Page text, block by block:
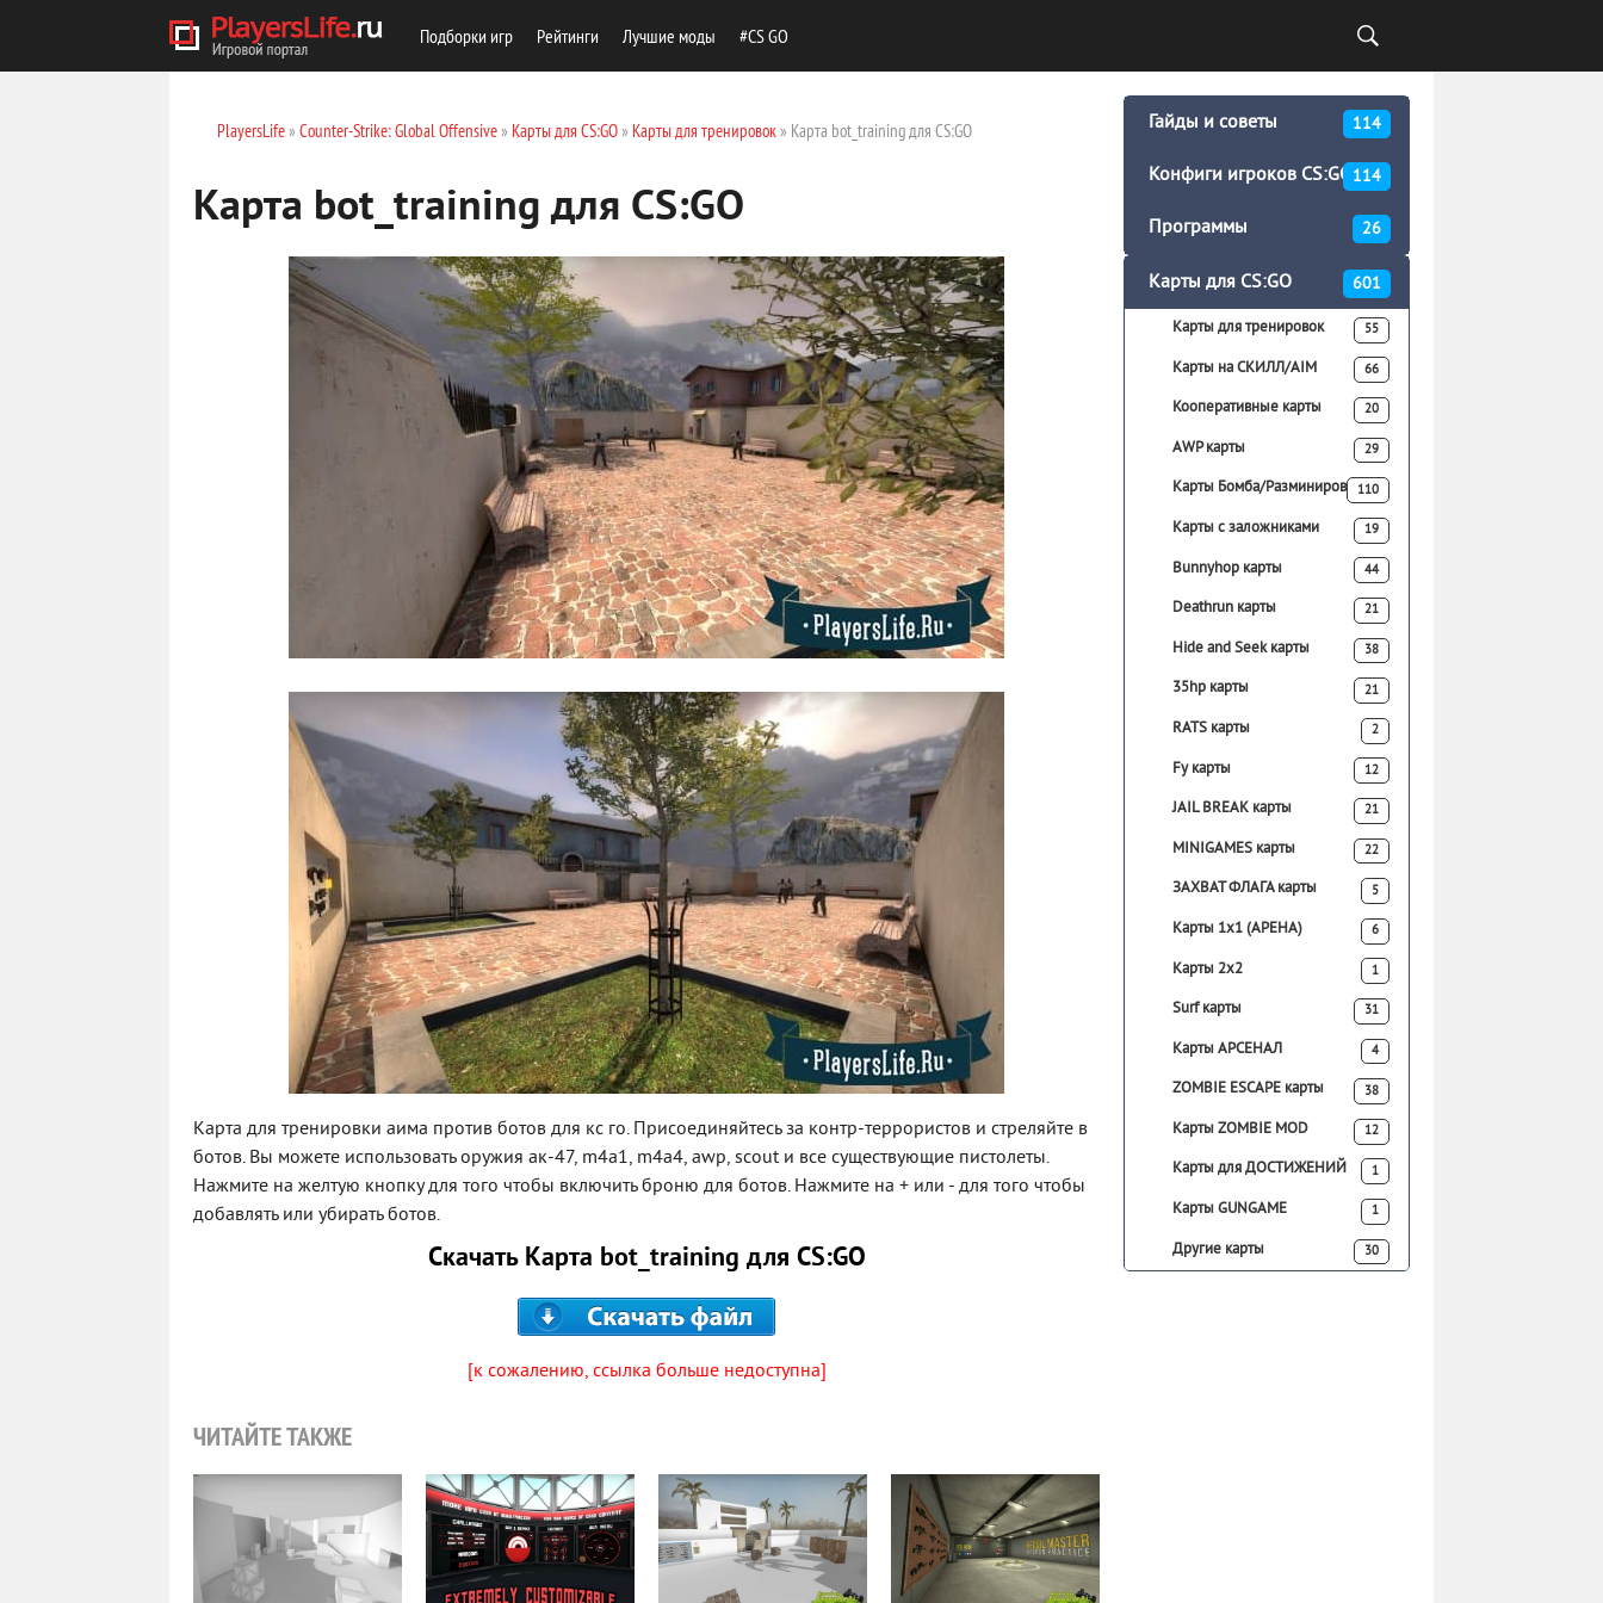
Подборки игр Рейтинги Лучшие моды #CS GO
PlayersLife» Counter-Strike: Global Offensive» Карты для CS:GO» Карты для тренировок» Карта bot_training для CS:GO
Карта bot_training для CS:GO
Карта для тренировки аима против ботов для кс го. Присоединяйтесь за контр-террористов и стреляйте в
ботов. Вы можете использовать оружия ак-47, m4a1, m4a4, awp, scout и все существующие пистолеты.
Нажмите на желтую кнопку для того чтобы включить броню для ботов. Нажмите на + или - для того чтобы
добавлять или убирать ботов.
Скачать Карта bot_training для CS:GO
[к сожалению, ссылка больше недоступна]
ЧИТАЙТЕ ТАКЖЕ
Гайды и советы 114
Конфиги игроков CS:GO 114
Программы 26
Карты для CS:GO 601
Карты для тренировок 55
Карты на СКИЛЛ/AIM 66
Кооперативные карты 20
AWP карты 29
Карты Бомба/Разминирование
110
Карты с заложниками 19
Bunnyhop карты 44
Deathrun карты 21
Hide and Seek карты 38
35hp карты 21
RATS карты 2
Fy карты 12
JAIL BREAK карты 21
MINIGAMES карты 22
ЗАХВАТ ФЛАГА карты 5
Карты 1х1 (АРЕНА) 6
Карты 2х2 1
Surf карты 31
Карты АРСЕНАЛ 4
ZOMBIE ESCAPE карты 38
Карты ZOMBIE MOD 12
Карты для ДОСТИЖЕНИЙ 1
Карты GUNGAME 1
Другие карты 30